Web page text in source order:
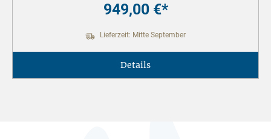
949,00 €*
Lieferzeit: Mitte September
Details